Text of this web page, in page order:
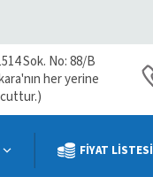
Sok. No: 88/B
her yerine
FİYAT LİSTESİ